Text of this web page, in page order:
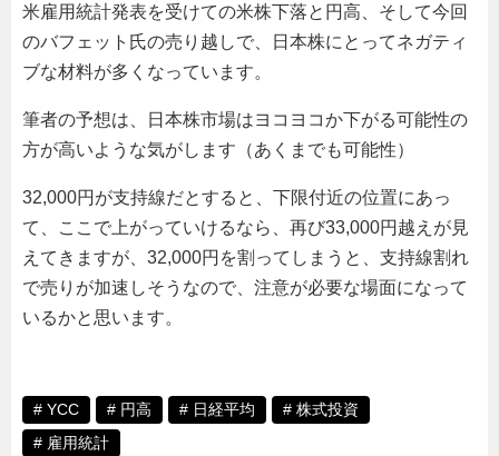
米雇用統計発表を受けての米株下落と円高、そして今回
のバフェット氏の売り越しで、日本株にとってネガティ
ブな材料が多くなっています。
筆者の予想は、日本株市場はヨコヨコか下がる可能性の
方が高いような気がします（あくまでも可能性）
32,000円が支持線だとすると、下限付近の位置にあっ
て、ここで上がっていけるなら、再び33,000円越えが見
えてきますが、32,000円を割ってしまうと、支持線割れ
で売りが加速しそうなので、注意が必要な場面になって
いるかと思います。
YCC 円高 日経平均
株式投資
雇用統計